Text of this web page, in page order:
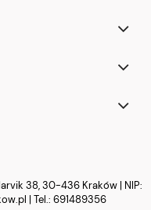
38, 30-436 Kraków | NIP:
| Tel.: 691489356